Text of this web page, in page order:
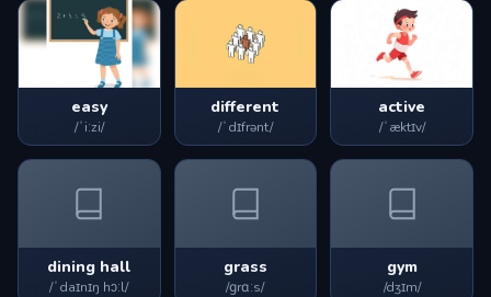
easy
/ˈiːzi/
different
/ˈdɪfrənt/
active
/ˈæktɪv/
dining hall
/ˈdaɪnɪŋ hɔːl/
grass
/ɡrɑːs/
gym
/dʒɪm/